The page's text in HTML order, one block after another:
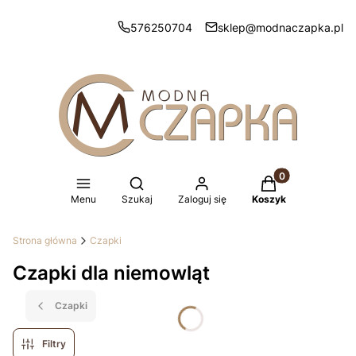
576250704 sklep@modnaczapka.pl
Menu
Otwórz wyszukiwarkę
Szukaj Zaloguj się
Produkty w
Koszyk
Strona główna Czapki
Czapki dla niemowląt
Czapki
Filtry